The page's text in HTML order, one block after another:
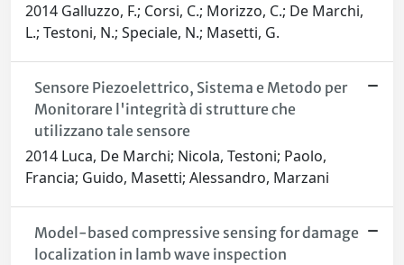
2014 Galluzzo, F.; Corsi, C.; Morizzo, C.; De Marchi,
L.; Testoni, N.; Speciale, N.; Masetti, G.
Sensore Piezoelettrico, Sistema e Metodo per
Monitorare l'integrità di strutture che
utilizzano tale sensore
2014 Luca, De Marchi; Nicola, Testoni; Paolo,
Francia; Guido, Masetti; Alessandro, Marzani
Model-based compressive sensing for damage
localization in lamb wave inspection